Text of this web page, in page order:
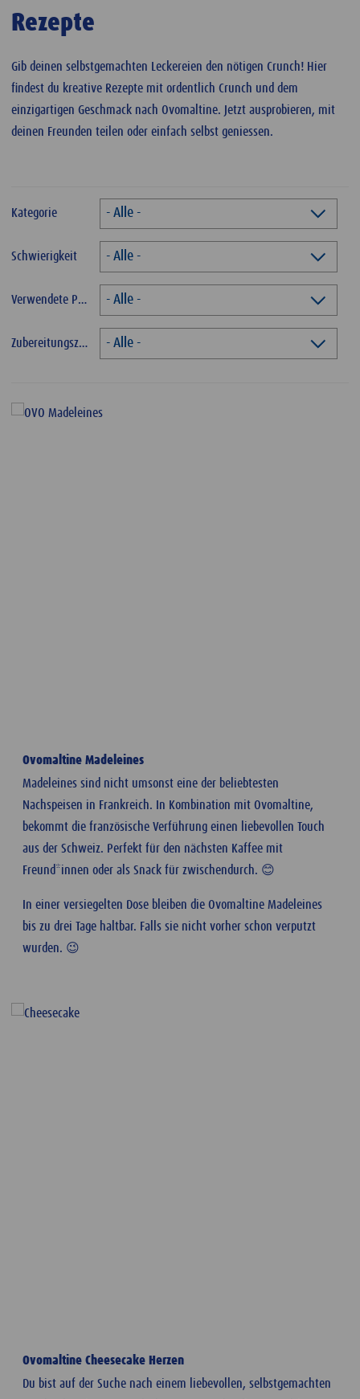
Rezepte
Gib deinen selbstgemachten Leckereien den nötigen Crunch! Hier
findest du kreative Rezepte mit ordentlich Crunch und dem
einzigartigen Geschmack nach Ovomaltine. Jetzt ausprobieren, mit
deinen Freunden teilen oder einfach selbst geniessen.
Kategorie - Alle -
Schwierigkeit - Alle -
Verwendete Produkte - Alle -
Zubereitungszeit - Alle -
Ovomaltine Madeleines
Madeleines sind nicht umsonst eine der beliebtesten
Nachspeisen in Frankreich. In Kombination mit Ovomaltine,
bekommt die französische Verführung einen liebevollen Touch
aus der Schweiz. Perfekt für den nächsten Kaffee mit
Freund*innen oder als Snack für zwischendurch. 😊
In einer versiegelten Dose bleiben die Ovomaltine Madeleines
bis zu drei Tage haltbar. Falls sie nicht vorher schon verputzt
wurden. 😉
Ovomaltine Cheesecake Herzen
Du bist auf der Suche nach einem liebevollen, selbstgemachten